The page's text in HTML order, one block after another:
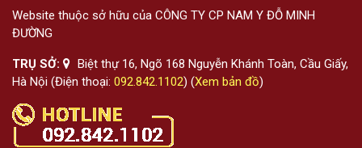
Website thuộc sở hữu của CÔNG TY CP NAM Y ĐỖ MINH
ĐƯỜNG
TRỤ SỞ:
Biệt thự 16, Ngõ 168 Nguyễn Khánh Toàn, Cầu Giấy,
Hà Nội (Điện thoại: 092.842.1102) (Xem bản đồ)